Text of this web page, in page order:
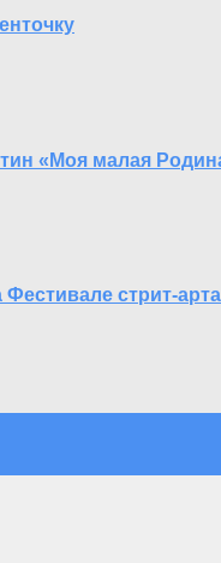
«Моя малая
Фестивале стрит-